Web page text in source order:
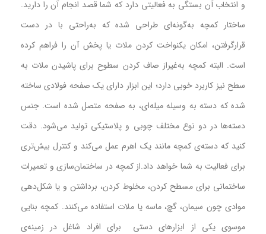
و انتخاب آن بستگی به فعالیتی دارد که شما قصد انجام آن را دارید.
ساختار کمچه به‌گونه‌ای طراحی شده که به‌راحتی با در دست
قرارگرفتن، امکان یکنواخت کردن ملات یا پخش آن را فراهم کرده
است. البته کمچه به‌غیراز صاف کردن سطوح برای پاشیدن ملات به
سطح نیز کاربرد خوبی دارد؛ این ابزار دارای یک صفحه فولادی ساخته
شده که دسته به وسیله میله‌ای، به صفحه متصل شده است. جنس
دسته‌ها در دو نوع مختلف چوبی و پلاستیکی تولید می‌شود. دقت
کنید که دسته‌ی کمچه مانند یک اهرم عمل می‌کند و کنترل بیش‌تری
برای فعالیت به شما خواهد داد.از کمچه در ساختمان‌سازی و تعمیرات
ساختمانی برای مسطح کردن، مخلوط کردن، برداشتن و یا شکل‌دهی
موادی چون سیمان، گچ، ماسه یا ملات استفاده می‌کنند. کمچه بنایی
موسوی یکی از ابزارهای دستی برای افراد شاغل در زمینه‌ی